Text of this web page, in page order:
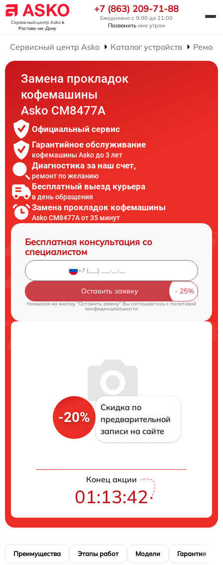
Сервисный центр Askoв
Ростове-на-Дону
+7 (863) 209-71-88
Ежедневно с 9:00 до 21:00
Позвонить мне утром
Сервисный центр Asko Каталог устройств
Замена прокладок
кофемашины
Asko СМ8477А
Официальный сервис
Гарантийное обслуживание
кофемашины Asko до 3 лет
Диагностика за наш счет,
ремонт по желанию
Бесплатный выезд курьера
в день обращения
Замена прокладок кофемашины
Asko СМ8477А от 35 минут
Бесплатная консультация со
специалистом
Оставить заявку
Нажимая на кнопку "Оставить заявку" Вы соглашаетесь cполитикой
конфиденциальности
-20%
Скидка по
предварительной
записи на сайте
Конец акции
01:13:41
Преимущества Этапы работ Модели Гарантия